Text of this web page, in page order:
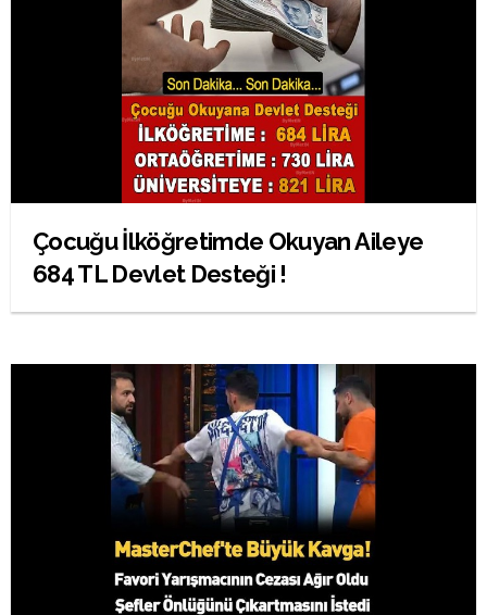
Çocuğu İlköğretimde Okuyan Aileye
684 TL Devlet Desteği !